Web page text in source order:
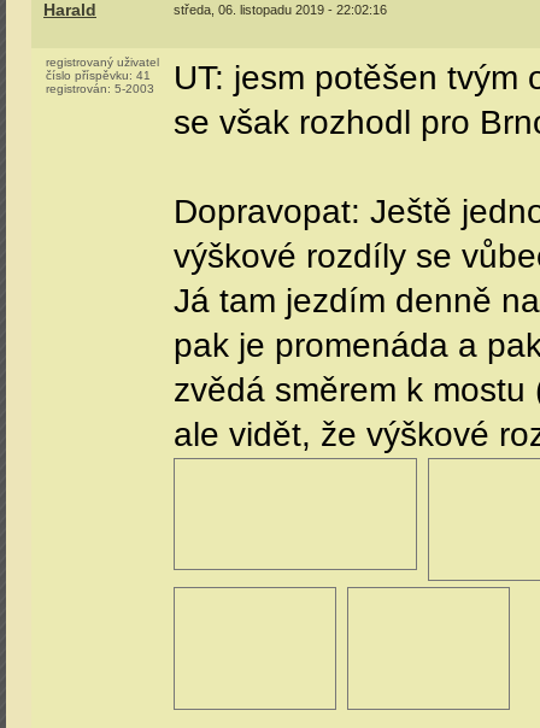
Harald středa, 06. listopadu 2019 - 22:02:16
registrovaný uživatel
číslo příspěvku: 41
registrován: 5-2003
UT: jesm potěšen tvým
se však rozhodl pro
Dopravopat: Ještě
výškové rozdíly se
Já tam jezdím denně
pak je promenáda a
zvědá směrem k
ale vidět, že výškové